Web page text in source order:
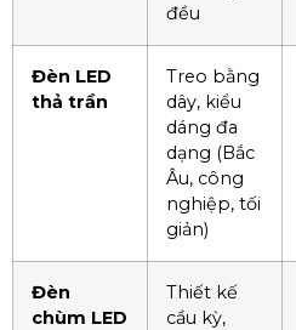
đều
Đèn LED
thả trần
Treo bằng
dây, kiểu
dáng đa
dạng (Bắc
Âu, công
nghiệp, tối
giản)
Đèn
chùm LED
Thiết kế
cầu kỳ,